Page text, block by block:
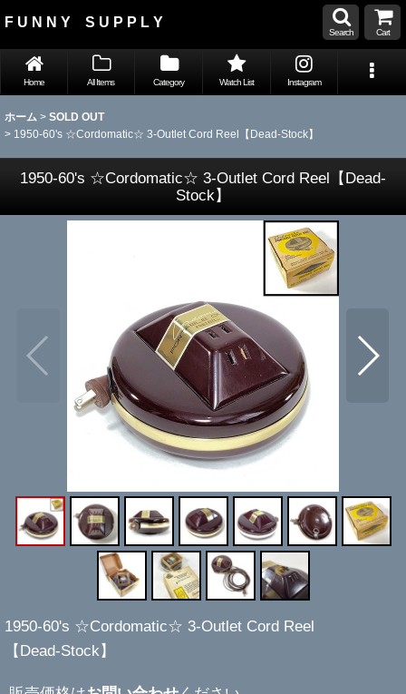
F U N N Y S U P P L Y
Search Cart
Home All Items Category Watch List Instagram
ホーム > SOLD OUT
> 1950-60's ☆Cordomatic☆ 3-Outlet Cord Reel【Dead-Stock】
1950-60's ☆Cordomatic☆ 3-Outlet Cord Reel【Dead-
Stock】
1950-60's ☆Cordomatic☆ 3-Outlet Cord Reel
【Dead-Stock】